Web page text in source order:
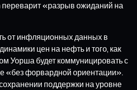
переварит «разрыв ожиданий на
от инфляционных данных в
цен на нефть и того, как
Уорша будет коммуницировать с
«без форвардной ориентации».
поддержки на уровне